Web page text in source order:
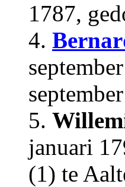
1787,
4.
5.
januari
(1) te